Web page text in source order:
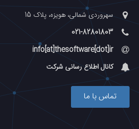
سهروردی شمالی، هویزه، پلاک 15
021-82801803
info[at]thesoftware[dot]ir
کانال اطلاع رسانی شرکت
تماس با ما